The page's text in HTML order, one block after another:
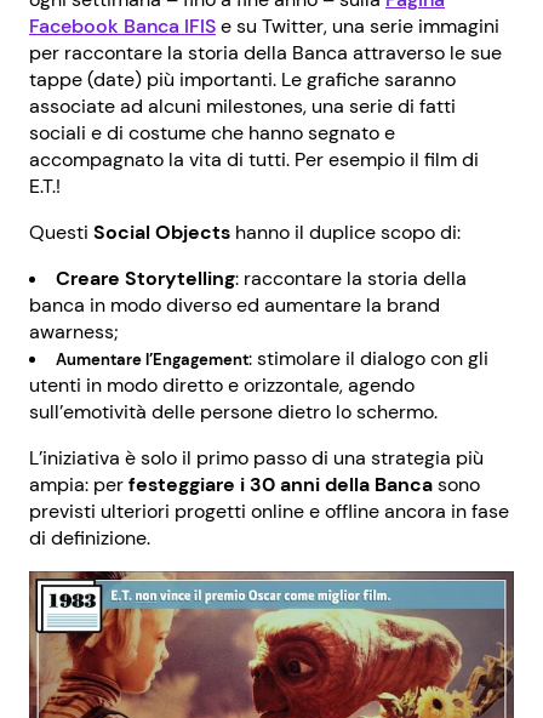
Facebook Banca IFISe su Twitter, una serie immagini
per raccontare la storia della Banca attraverso le sue
tappe (date) più importanti. Le grafiche saranno
associate ad alcuni milestones, una serie di fatti
sociali e di costume che hanno segnato e
accompagnato la vita di tutti. Per esempio il film di
E.T.!
Questi Social Objects hanno il duplice scopo di:
Creare Storytelling: raccontare la storia della
banca in modo diverso ed aumentare la brand
awarness;
Aumentare l’Engagement: stimolare il dialogo con gli
utenti in modo diretto e orizzontale, agendo
sull’emotività delle persone dietro lo schermo.
L’iniziativa è solo il primo passo di una strategia più
ampia: perfesteggiare i 30 anni della Bancasono
previsti ulteriori progetti online e offline ancora in fase
di definizione.